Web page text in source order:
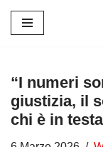
contenuto
“I numeri
giustizia, il
chi è in testa